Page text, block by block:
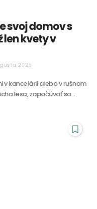
svoj domov s
len kvety v
2025
v kancelárii alebo v rušnom
lesa, započúvať sa...